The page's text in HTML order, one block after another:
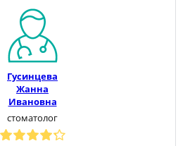
Гусинцева
Жанна
Ивановна
стоматолог